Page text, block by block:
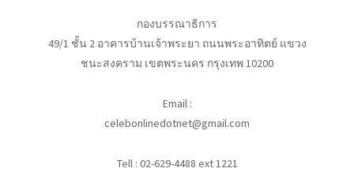
กองบรรณาธิการ
49/1 ชั้น 2 อาคารบ้านเจ้าพระยา ถนนพระอาทิตย์ แขวง
ชนะสงคราม เขตพระนคร กรุงเทพ 10200
Email :
celebonlinedotnet@gmail.com
Tell : 02-629-4488 ext 1221